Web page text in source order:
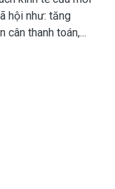
hội như: tăng
cân thanh toán,...